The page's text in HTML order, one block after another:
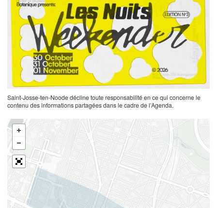
Saint-Josse-ten-Noode décline toute responsabilité en ce qui concerne le
contenu des informations partagées dans le cadre de l’Agenda.